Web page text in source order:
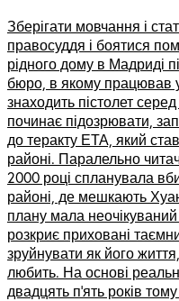
Зберігати мовчання і
правосуддя і боятися
рідного дому в Мадриді
бюро, в якому працював
знаходить пістолет
починає підозрювати,
до теракту ЕТА, який
районі. Паралельно
2000 році спланувала
районі, де мешкають
плану мала
розкриє приховані
зруйнувати як його
любить. На основі
двадцять п’ять років